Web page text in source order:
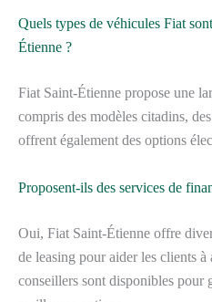
Quels types de véhicules Fiat
Étienne ?
Fiat Saint-Étienne propose une
compris des modèles citadins,
offrent également des options
Proposent-ils des services de
Oui, Fiat Saint-Étienne offre
de leasing pour aider les clients
conseillers sont disponibles pour